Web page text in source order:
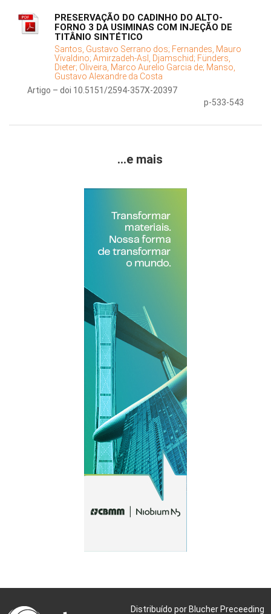
PRESERVAÇÃO DO CADINHO DO ALTO-
FORNO 3 DA USIMINAS COM INJEÇÃO DE
TITÂNIO SINTÉTICO
Santos, Gustavo Serrano dos; Fernandes, Mauro
Vivaldino; Amirzadeh-Asl, Djamschid; Fünders,
Dieter; Oliveira, Marco Aurelio Garcia de; Manso,
Gustavo Alexandre da Costa
Artigo – doi 10.5151/2594-357X-20397
p-533-543
...e mais
Distribuído por Blucher Preceeding